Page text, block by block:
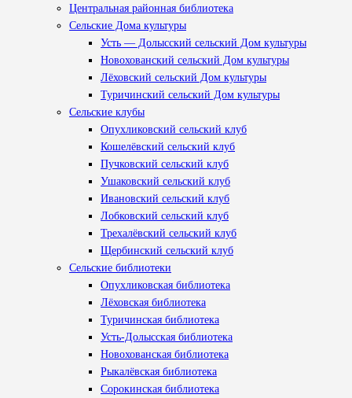
Центральная районная библиотека
Сельские Дома культуры
Усть — Долысский сельский Дом культуры
Новохованский сельский Дом культуры
Лёховский сельский Дом культуры
Туричинский сельский Дом культуры
Сельские клубы
Опухликовский сельский клуб
Кошелёвский сельский клуб
Пучковский сельский клуб
Ушаковский сельский клуб
Ивановский сельский клуб
Лобковский сельский клуб
Трехалёвский сельский клуб
Щербинский сельский клуб
Сельские библиотеки
Опухликовская библиотека
Лёховская библиотека
Туричинская библиотека
Усть-Долысская библиотека
Новохованская библиотека
Рыкалёвская библиотека
Сорокинская библиотека